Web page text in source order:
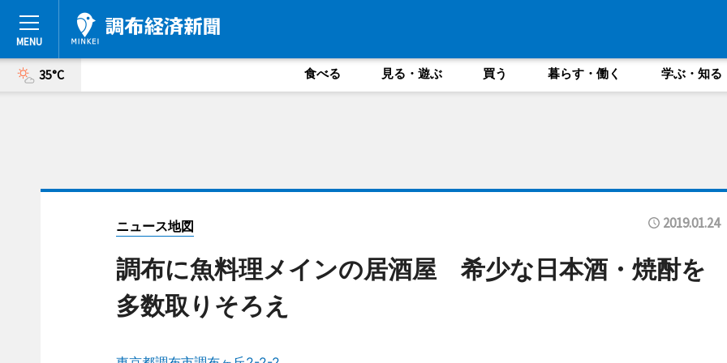
35°C 食べる 見る・遊ぶ 買う 暮らす・働く 学ぶ・知る
ニュース地図 2019.01.24
調布に魚料理メインの居酒屋 希少な日本酒・焼酎を
多数取りそろえ